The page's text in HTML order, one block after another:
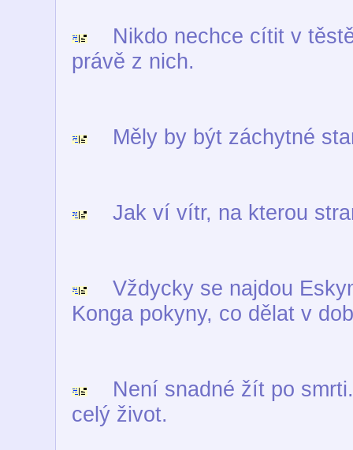
Nikdo nechce cítit v těstě
právě z nich.
Měly by být záchytné
Jak ví vítr, na kterou
Vždycky se najdou
Konga pokyny, co dělat v
Není snadné žít po smrti.
celý život.